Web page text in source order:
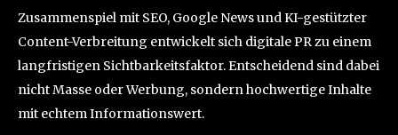
Zusammenspiel mit SEO, Google News und KI-gestützter
Content-Verbreitung entwickelt sich digitale PR zu einem
langfristigen Sichtbarkeitsfaktor. Entscheidend sind dabei
nicht Masse oder Werbung, sondern hochwertige Inhalte
mit echtem Informationswert.